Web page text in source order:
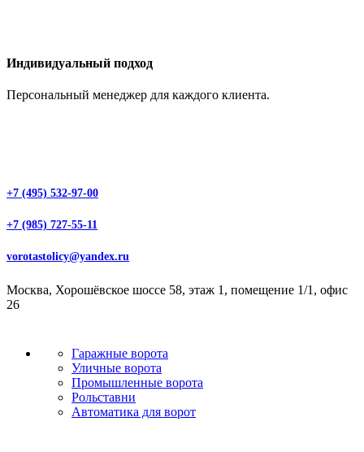
Индивидуальный подход
Персональный менеджер для каждого клиента.
+7 (495) 532-97-00
+7 (985) 727-55-11
vorotastolicy@yandex.ru
Москва, Хорошёвское шоссе 58, этаж 1, помещение 1/1, офис
26
Гаражные ворота
Уличные ворота
Промышленные ворота
Рольставни
Автоматика для ворот